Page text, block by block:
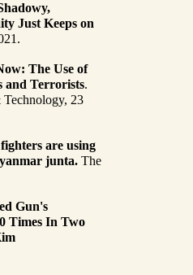
Just Keeps on
The Use of
and Terrorists.
23
are using
junta. The
Gun's
Times In Two